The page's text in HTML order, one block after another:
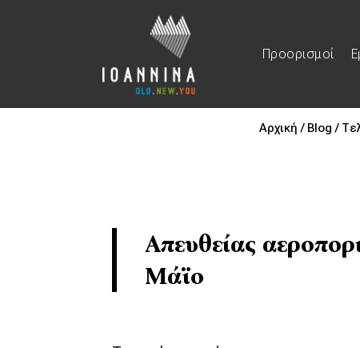
Προορισμοί
Αρχική / Blog /
Απευθείας
Μάϊο